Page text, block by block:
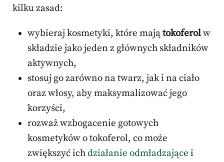
kilku zasad:
wybieraj kosmetyki, które majątokoferolw
składzie jako jeden z głównych składników
aktywnych,
stosuj go zarówno na twarz, jak i na ciało
oraz włosy, aby maksymalizować jego
korzyści,
rozważ wzbogacenie gotowych
kosmetyków o tokoferol, co może
zwiększyć ichdziałanie odmładzające i